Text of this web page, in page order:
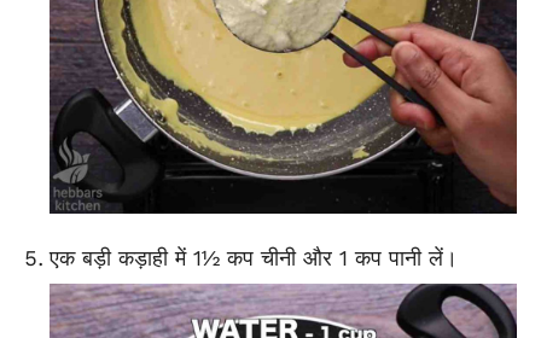
एक बड़ी कड़ाही में 1½ कप चीनी और 1 कप पानी लें।